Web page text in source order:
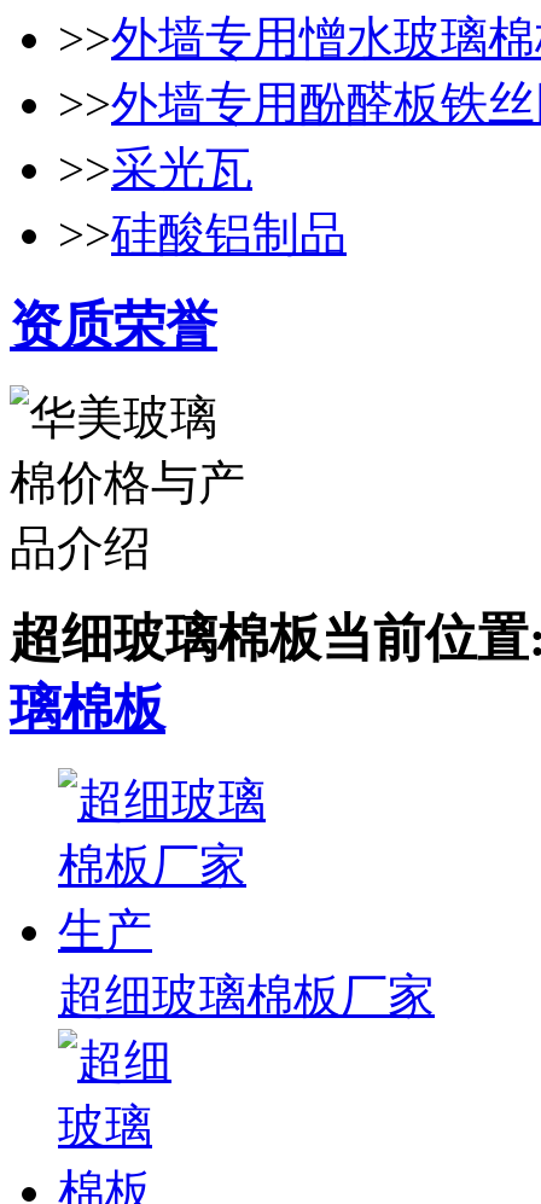
>>外墙专用憎水玻璃
>>外墙专用酚醛板铁
>>采光瓦
>>硅酸铝制品
资质荣誉
超细玻璃棉板当前位
璃棉板
超细玻璃棉板厂家